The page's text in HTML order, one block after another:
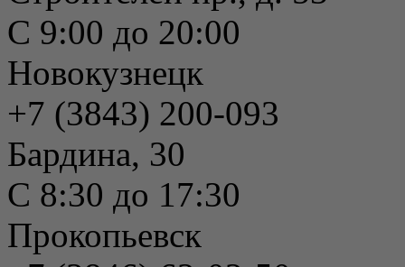
С 9:00 до 20:00
Новокузнецк
+7 (3843) 200-093
Бардина, 30
С 8:30 до 17:30
Прокопьевск